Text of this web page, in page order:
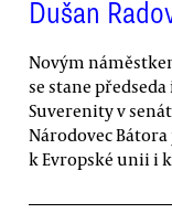
Dušan
Novým
se stane
Suverenity v
Národovec
k Evropské unii i